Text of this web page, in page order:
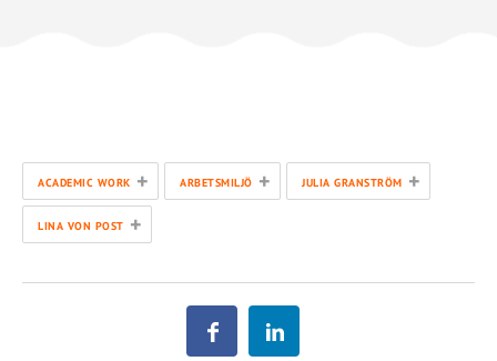
ACADEMIC WORK + ARBETSMILJÖ + JULIA GRANSTRÖM +
LINA VON POST +